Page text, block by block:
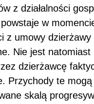
z działalności
w
z umowy dzierżawy
Nie jest
dzierżawcę
Przychody te
skalą